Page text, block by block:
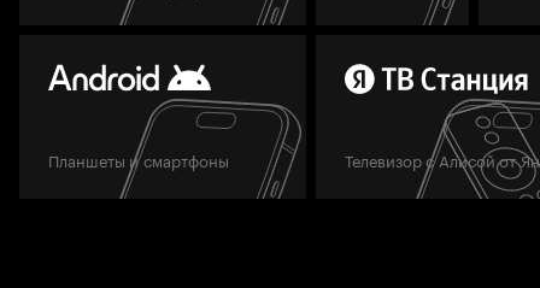
Планшеты и смартфоны Телевизор с Алисой от